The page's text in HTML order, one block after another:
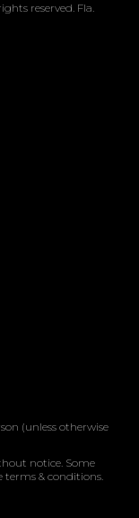
reserved. Fla.
(unless otherwise
notice. Some
terms & conditions.